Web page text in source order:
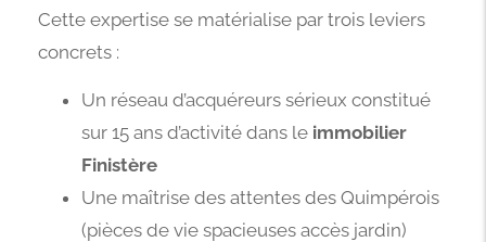
Cette expertise se matérialise par trois leviers
concrets :
Un réseau d’acquéreurs sérieux constitué
sur 15 ans d’activité dans le immobilier
Finistère
Une maîtrise des attentes des Quimpérois
(pièces de vie spacieuses accès jardin)